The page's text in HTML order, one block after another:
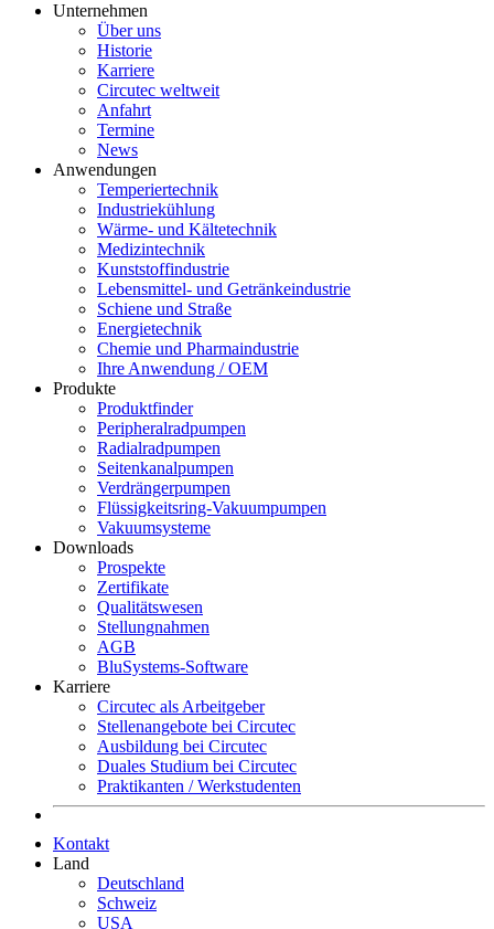
Unternehmen
Über uns
Historie
Karriere
Circutec weltweit
Anfahrt
Termine
News
Anwendungen
Temperiertechnik
Industriekühlung
Wärme- und Kältetechnik
Medizintechnik
Kunststoffindustrie
Lebensmittel- und Getränkeindustrie
Schiene und Straße
Energietechnik
Chemie und Pharmaindustrie
Ihre Anwendung / OEM
Produkte
Produktfinder
Peripheralradpumpen
Radialradpumpen
Seitenkanalpumpen
Verdrängerpumpen
Flüssigkeitsring-Vakuumpumpen
Vakuumsysteme
Downloads
Prospekte
Zertifikate
Qualitätswesen
Stellungnahmen
AGB
BluSystems-Software
Karriere
Circutec als Arbeitgeber
Stellenangebote bei Circutec
Ausbildung bei Circutec
Duales Studium bei Circutec
Praktikanten / Werkstudenten
Kontakt
Land
Deutschland
Schweiz
USA